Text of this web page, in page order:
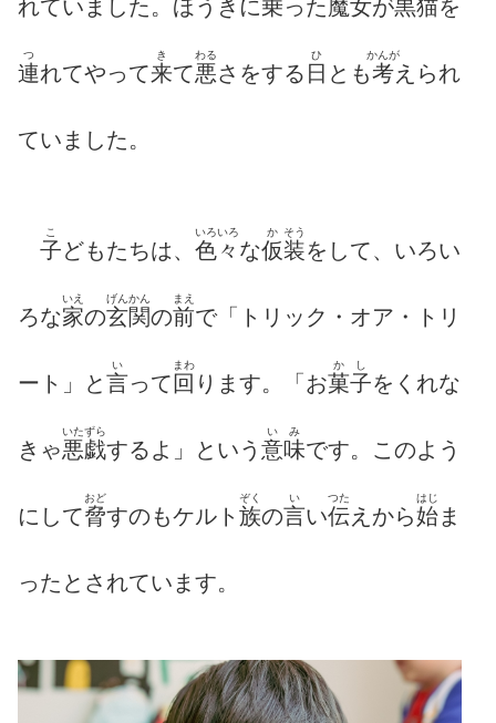
れていました。ほうきに乗った魔女が黒猫を
連
つ
れてやって来
き
て悪
わる
さをする 日
ひ
とも考
かんが
えられ
ていました。
子
こ
どもたちは、 色々
いろいろ
な仮
か
装
そう
をして、いろい
ろな家
いえ
の玄関
げんかん
の前
まえ
で「トリック・オア・トリ
ート」と言
い
って 回
まわ
ります。「お菓
か
子
し
をくれな
きゃ悪戯
いたずら
するよ」という 意
い
味
み
です。このよう
にして脅
おど
すのもケルト 族
ぞく
の言
い
い伝
つた
えから始
はじ
ま
ったとされています。